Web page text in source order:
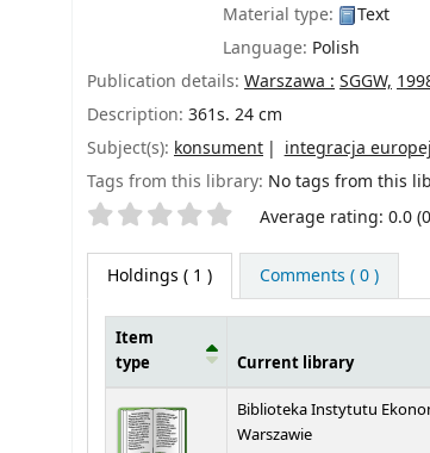
Material type:
Text
Language: Polish
Publication details: Warszawa : SGGW,
Description: 361s. 24 cm
Subject(s): konsument
integracja
Tags from this library: No tags from this
Star ratings Average rating: 0.0
Holdings ( 1 ) Comments ( 0 )
Item
type
Current library
Biblioteka Instytutu
Warszawie